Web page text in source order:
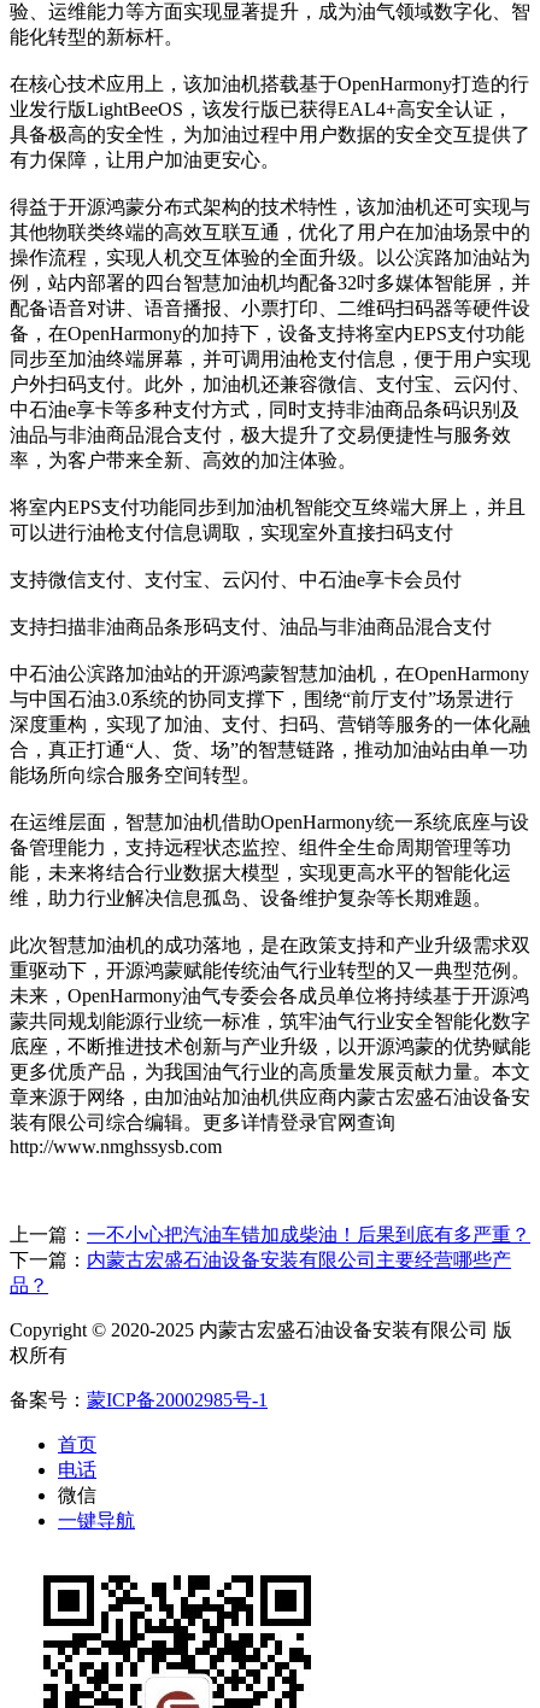
验、运维能力等方面实现显著提升，成为油气领域数字化、智
能化转型的新标杆。
在核心技术应用上，该加油机搭载基于OpenHarmony打造的行
业发行版LightBeeOS，该发行版已获得EAL4+高安全认证，
具备极高的安全性，为加油过程中用户数据的安全交互提供了
有力保障，让用户加油更安心。
得益于开源鸿蒙分布式架构的技术特性，该加油机还可实现与
其他物联类终端的高效互联互通，优化了用户在加油场景中的
操作流程，实现人机交互体验的全面升级。以公滨路加油站为
例，站内部署的四台智慧加油机均配备32吋多媒体智能屏，并
配备语音对讲、语音播报、小票打印、二维码扫码器等硬件设
备，在OpenHarmony的加持下，设备支持将室内EPS支付功能
同步至加油终端屏幕，并可调用油枪支付信息，便于用户实现
户外扫码支付。此外，加油机还兼容微信、支付宝、云闪付、
中石油e享卡等多种支付方式，同时支持非油商品条码识别及
油品与非油商品混合支付，极大提升了交易便捷性与服务效
率，为客户带来全新、高效的加注体验。
将室内EPS支付功能同步到加油机智能交互终端大屏上，并且
可以进行油枪支付信息调取，实现室外直接扫码支付
支持微信支付、支付宝、云闪付、中石油e享卡会员付
支持扫描非油商品条形码支付、油品与非油商品混合支付
中石油公滨路加油站的开源鸿蒙智慧加油机，在OpenHarmony
与中国石油3.0系统的协同支撑下，围绕“前厅支付”场景进行
深度重构，实现了加油、支付、扫码、营销等服务的一体化融
合，真正打通“人、货、场”的智慧链路，推动加油站由单一功
能场所向综合服务空间转型。
在运维层面，智慧加油机借助OpenHarmony统一系统底座与设
备管理能力，支持远程状态监控、组件全生命周期管理等功
能，未来将结合行业数据大模型，实现更高水平的智能化运
维，助力行业解决信息孤岛、设备维护复杂等长期难题。
此次智慧加油机的成功落地，是在政策支持和产业升级需求双
重驱动下，开源鸿蒙赋能传统油气行业转型的又一典型范例。
未来，OpenHarmony油气专委会各成员单位将持续基于开源鸿
蒙共同规划能源行业统一标准，筑牢油气行业安全智能化数字
底座，不断推进技术创新与产业升级，以开源鸿蒙的优势赋能
更多优质产品，为我国油气行业的高质量发展贡献力量。本文
章来源于网络，由加油站加油机供应商内蒙古宏盛石油设备安
装有限公司综合编辑。更多详情登录官网查询
http://www.nmghssysb.com
上一篇： 一不小心把汽油车错加成柴油！后果到底有多严重？
下一篇： 内蒙古宏盛石油设备安装有限公司主要经营哪些产
品？
Copyright © 2020-2025 内蒙古宏盛石油设备安装有限公司 版
权所有
备案号： 蒙ICP备20002985号-1
首页
电话
微信
一键导航